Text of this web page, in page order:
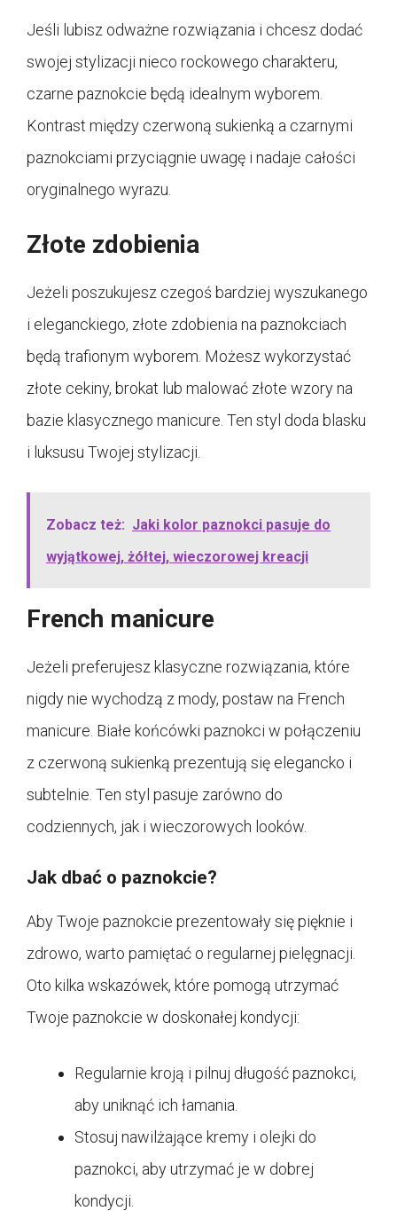
Jeśli lubisz odważne rozwiązania i chcesz dodać
swojej stylizacji nieco rockowego charakteru,
czarne paznokcie będą idealnym wyborem.
Kontrast między czerwoną sukienką a czarnymi
paznokciami przyciągnie uwagę i nadaje całości
oryginalnego wyrazu.
Złote zdobienia
Jeżeli poszukujesz czegoś bardziej wyszukanego
i eleganckiego, złote zdobienia na paznokciach
będą trafionym wyborem. Możesz wykorzystać
złote cekiny, brokat lub malować złote wzory na
bazie klasycznego manicure. Ten styl doda blasku
i luksusu Twojej stylizacji.
Zobacz też: Jaki kolor paznokci pasuje do
wyjątkowej, żółtej, wieczorowej kreacji
French manicure
Jeżeli preferujesz klasyczne rozwiązania, które
nigdy nie wychodzą z mody, postaw na French
manicure. Białe końcówki paznokci w połączeniu
z czerwoną sukienką prezentują się elegancko i
subtelnie. Ten styl pasuje zarówno do
codziennych, jak i wieczorowych looków.
Jak dbać o paznokcie?
Aby Twoje paznokcie prezentowały się pięknie i
zdrowo, warto pamiętać o regularnej pielęgnacji.
Oto kilka wskazówek, które pomogą utrzymać
Twoje paznokcie w doskonałej kondycji:
Regularnie kroją i pilnuj długość paznokci,
aby uniknąć ich łamania.
Stosuj nawilżające kremy i olejki do
paznokci, aby utrzymać je w dobrej
kondycji.